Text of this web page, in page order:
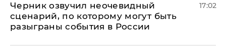
Черник озвучил неочевидный
сценарий, по которому могут быть
разыграны события в России
17:02